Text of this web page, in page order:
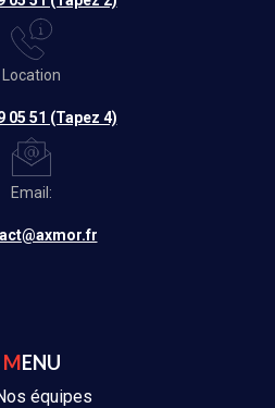
Location
05 51 (Tapez 4)
Email:
MENU
équipes